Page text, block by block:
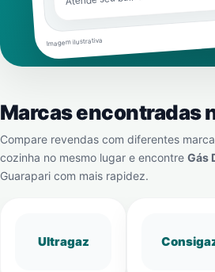
Imagem ilustrativa
Marcas encontradas
Compare revendas com diferentes
cozinha no mesmo lugar e encontre Gás
Guarapari com mais rapidez.
Ultragaz